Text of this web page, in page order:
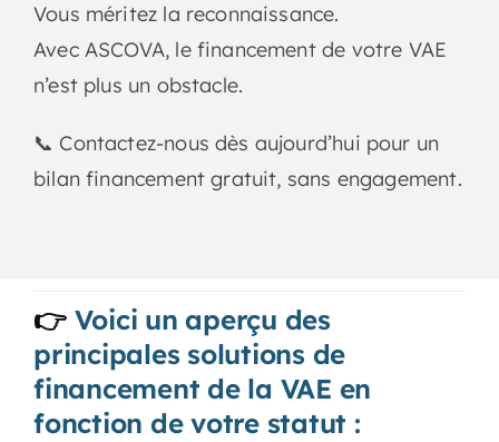
Vous méritez la reconnaissance.
Avec ASCOVA, le financement de votre VAE
n’est plus un obstacle.
📞 Contactez-nous dès aujourd’hui pour un
bilan financement gratuit, sans engagement.
👉 Voici un aperçu des
principales solutions de
financement de la VAE en
fonction de votre statut :